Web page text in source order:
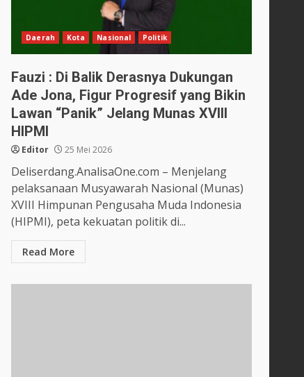
Daerah Kota Nasional Politik
Fauzi : Di Balik Derasnya Dukungan
Ade Jona, Figur Progresif yang Bikin
Lawan “Panik” Jelang Munas XVIII
HIPMI
Editor 25 Mei 2026
Deliserdang.AnalisaOne.com – Menjelang
pelaksanaan Musyawarah Nasional (Munas)
XVIII Himpunan Pengusaha Muda Indonesia
(HIPMI), peta kekuatan politik di...
Read More